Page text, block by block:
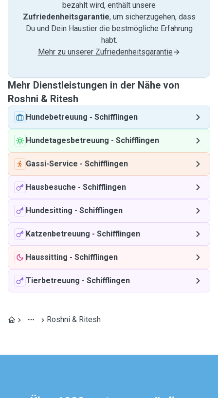
bezahlt wird, enthält unsere
Zufriedenheitsgarantie, um sicherzugehen, dass
Du und Dein Haustier die bestmögliche Erfahrung
habt.
Mehr zu unserer Zufriedenheitsgarantie
Mehr Dienstleistungen in der Nähe von
Roshni & Ritesh
Hundebetreuung - Schifflingen
Hundetagesbetreuung - Schifflingen
Gassi-Service - Schifflingen
Hausbesuche - Schifflingen
Hundesitting - Schifflingen
Katzenbetreuung - Schifflingen
Haussitting - Schifflingen
Tierbetreuung - Schifflingen
Roshni & Ritesh